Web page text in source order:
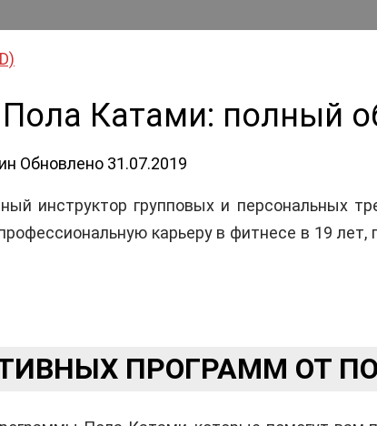
Катами: полный
Обновлено 31.07.2019
инструктор групповых и персональных
карьеру в фитнесе в 19
ПРОГРАММ ОТ